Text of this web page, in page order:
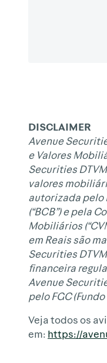
DISCLAIMER
Avenue
e Valores
Securities
valores
autorizada pelo
(“BCB”) e pela
Mobiliários
em Reais são
Securities
financeira
Avenue
pelo FGC
Veja todos os
em: https://